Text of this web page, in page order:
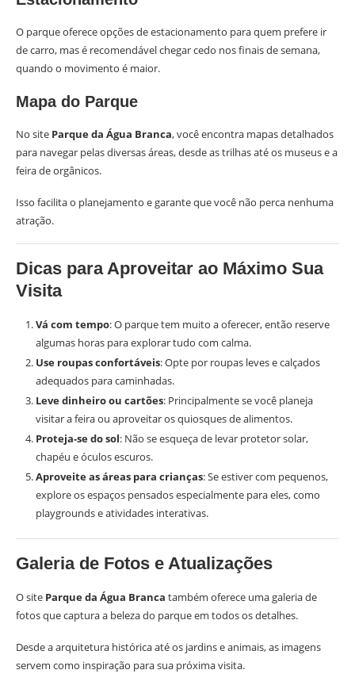
O parque oferece opções de estacionamento para quem prefere ir
de carro, mas é recomendável chegar cedo nos finais de semana,
quando o movimento é maior.
Mapa do Parque
No site Parque da Água Branca, você encontra mapas detalhados
para navegar pelas diversas áreas, desde as trilhas até os museus e a
feira de orgânicos.
Isso facilita o planejamento e garante que você não perca nenhuma
atração.
Dicas para Aproveitar ao Máximo Sua
Visita
Vá com tempo: O parque tem muito a oferecer, então reserve
algumas horas para explorar tudo com calma.
Use roupas confortáveis: Opte por roupas leves e calçados
adequados para caminhadas.
Leve dinheiro ou cartões: Principalmente se você planeja
visitar a feira ou aproveitar os quiosques de alimentos.
Proteja-se do sol: Não se esqueça de levar protetor solar,
chapéu e óculos escuros.
Aproveite as áreas para crianças: Se estiver com pequenos,
explore os espaços pensados especialmente para eles, como
playgrounds e atividades interativas.
Galeria de Fotos e Atualizações
O site Parque da Água Branca também oferece uma galeria de
fotos que captura a beleza do parque em todos os detalhes.
Desde a arquitetura histórica até os jardins e animais, as imagens
servem como inspiração para sua próxima visita.